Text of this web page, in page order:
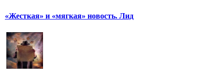
«Жесткая» и «мягкая» новость. Лид